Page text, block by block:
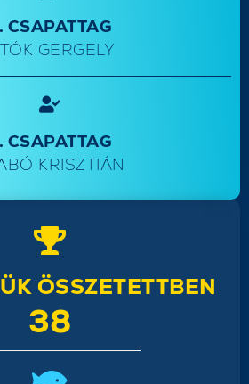
CSAPATTAG
GERGELY
CSAPATTAG
KRISZTIÁN
ÖSSZETETTBEN
38